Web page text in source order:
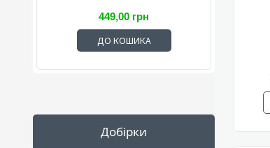
449,00 грн
ДО КОШИКА
Добірки